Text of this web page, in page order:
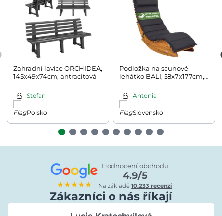
Zahradní lavice ORCHIDEA,
145x49x74cm, antracitová
Stefan
Polsko
Podložka na saunové
lehátko BALI, 58x7x177cm,
Antonia
Slovensko
★★★★★
Hodnocení obchodu
4.9/5
Na základě10.233 recenzí
Zákazníci o nás říkají